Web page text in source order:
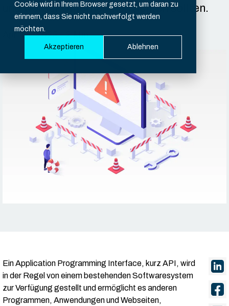
Cookie wird in Ihrem Browser gesetzt, um daran zu
erinnern, dass Sie nicht nachverfolgt werden
möchten.
Akzeptieren Ablehnen
und worauf Unternehmen achten sollten.
Apr. 14, 2023 - 2 Min.
Ein Application Programming Interface, kurz API, wird
in der Regel von einem bestehenden Softwaresystem
zur Verfügung gestellt und ermöglicht es anderen
Programmen, Anwendungen und Webseiten,